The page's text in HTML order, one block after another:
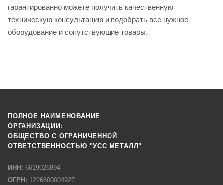
гарантированно можете получить качественную
техническую консультацию и подобрать все нужное
оборудование и сопутствующие товары.
ПОЛНОЕ НАИМЕНОВАНИЕ
ОРГАНИЗАЦИИ:
ОБЩЕСТВО С ОГРАНИЧЕННОЙ
ОТВЕТСТВЕННОСТЬЮ "УСС МЕТАЛЛ"
ИНН: 6619026894
ОГРН: 1226600004927